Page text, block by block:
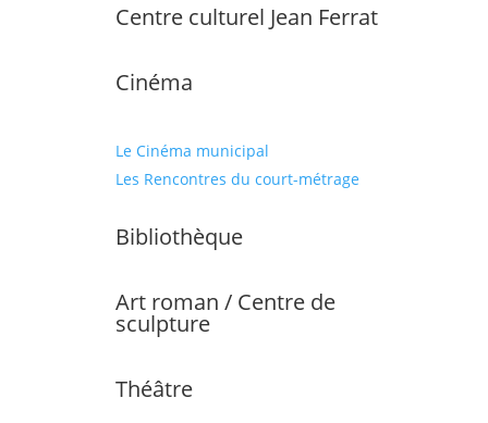
Centre culturel Jean Ferrat
Cinéma
Le Cinéma municipal
Les Rencontres du court-métrage
Bibliothèque
Art roman / Centre de
sculpture
Théâtre